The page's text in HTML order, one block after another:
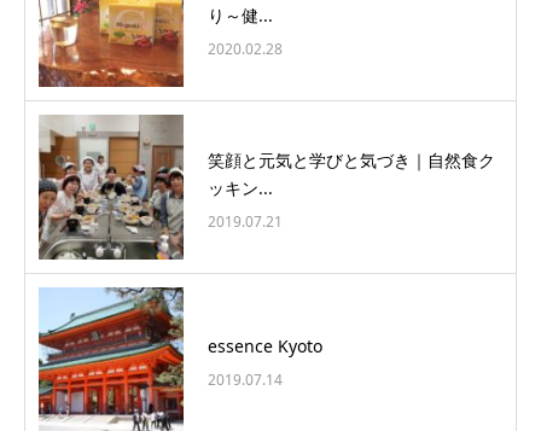
り～健...
2020.02.28
笑顔と元気と学びと気づき｜自然食ク
ッキン...
2019.07.21
essence Kyoto
2019.07.14